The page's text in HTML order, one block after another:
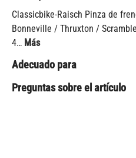
Classicbike-Raisch Pinza de
Bonneville / Thruxton /
4… Más
Adecuado para
Preguntas sobre el artículo